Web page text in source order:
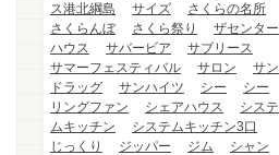
ス港北綱島
サイズ
さくらの名所
さくらんぼ
さくら祭り
ザセンター
ハウス
サバービア
サブリース
サマーフェスティバル
サロン
サン
ドラッグ
サンハイツ シー
シー
リングファン
シェアハウス
システ
ムキッチン
システムキッチン3口
じっくり
ジッパー ジム
シャン